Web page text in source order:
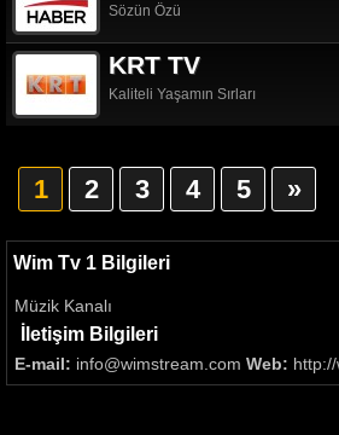
Sözün Özü
KRT TV
Kaliteli Yaşamın Sırları
1 2 3 4 5 »
Wim Tv 1 Bilgileri
Müzik Kanalı
İletişim Bilgileri
E-mail: info@wimstream.com Web: